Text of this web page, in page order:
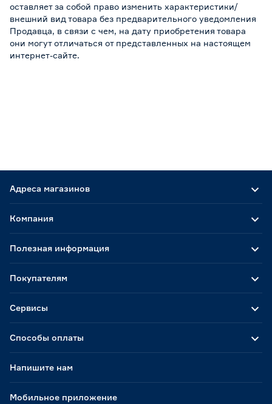
оставляет за собой право изменить характеристики/
внешний вид товара без предварительного уведомления
Продавца, в связи с чем, на дату приобретения товара
они могут отличаться от представленных на настоящем
интернет-сайте.
Адреса магазинов
Способы оплаты
Мобильное приложение
Компания
Полезная информация
Покупателям
Сервисы
Напишите нам